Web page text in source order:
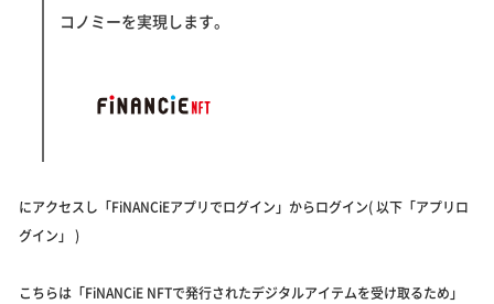
コノミーを実現します。
にアクセスし「FiNANCiEアプリでログイン」からログイン( 以下「アプリロ
グイン」 )
こちらは「FiNANCiE NFTで発行されたデジタルアイテムを受け取るため」